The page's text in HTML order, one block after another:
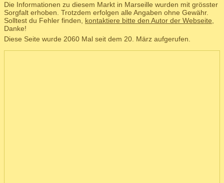
Die Informationen zu diesem Markt in Marseille wurden mit grösster
Sorgfalt erhoben. Trotzdem erfolgen alle Angaben ohne Gewähr.
Solltest du Fehler finden, kontaktiere bitte den Autor der Webseite
Danke!
Diese Seite wurde 2060 Mal seit dem 20. März aufgerufen.